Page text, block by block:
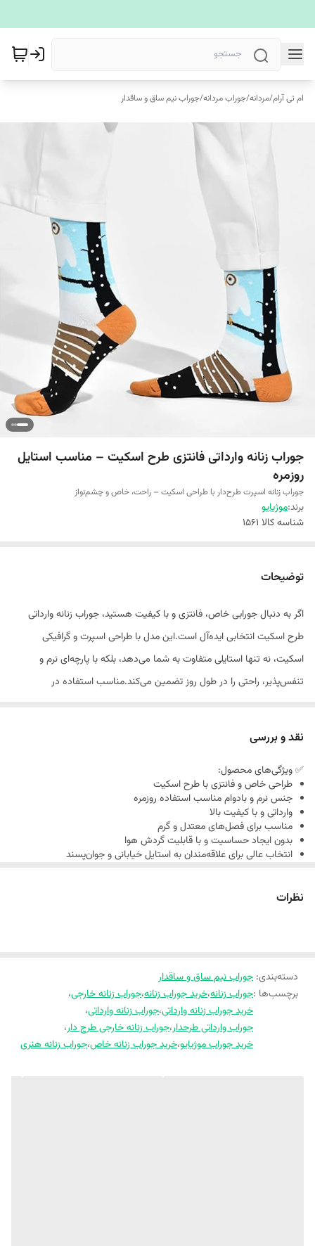
ام تی آرام/مردانه/جوراب مردانه/جوراب نیم ساق و ساقدار
جوراب زنانه وارداتی فانتزی طرح اسکیت – مناسب استایل
روزمره
جوراب زنانه اسپرت طرح‌دار با طراحی اسکیت – راحت، خاص و چشم‌نواز
برند:موژیایو
شناسه کالا 1561
توضیحات
اگر به دنبال جورابی خاص، فانتزی و با کیفیت هستید، جوراب زنانه وارداتی
طرح اسکیت انتخابی ایده‌آل است.این مدل با طراحی اسپرت و گرافیکی
اسکیت، نه تنها استایلی متفاوت به شما می‌دهد، بلکه با پارچه‌ای نرم و
تنفس‌پذیر، راحتی را در طول روز تضمین می‌کند.مناسب استفاده در
نقد و بررسی
✅ ویژگی‌های محصول:
طراحی خاص و فانتزی با طرح اسکیت
جنس نرم و بادوام مناسب استفاده روزمره
وارداتی و با کیفیت بالا
مناسب برای فصل‌های معتدل و گرم
بدون ایجاد حساسیت و با قابلیت گردش هوا
انتخاب عالی برای علاقه‌مندان به استایل خیابانی و جوان‌پسند
نظرات
دسته‌بندی: جوراب نیم ساق و ساقدار
برچسب‌ها :جوراب زنانه،خرید جوراب زنانه،جوراب زنانه خارجی،
خرید جوراب زنانه وارداتی،جوراب زنانه وارداتی،
جوراب وارداتی طرحدار،جوراب زنانه خارجی طرح دار،
خرید جوراب موژیایو،خرید جوراب زنانه خاص،جوراب زنانه هنری